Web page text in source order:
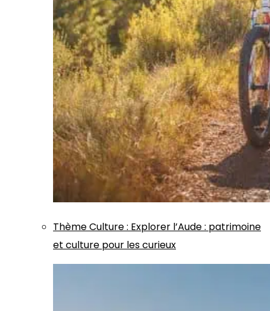
ThèmeCulture: Explorer l’Aude : patrimoine
et culture pour les curieux